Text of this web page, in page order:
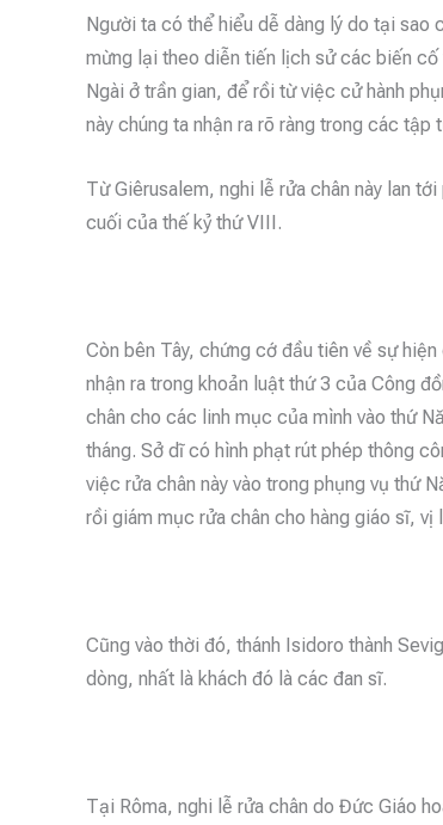
Người ta có thể hiểu dễ dàng lý do tại sao
mừng lại theo diễn tiến lịch sử các biến
Ngài ở trần gian, để rồi từ việc cử hành
này chúng ta nhận ra rõ ràng trong các
Từ Giêrusalem, nghi lễ rửa chân này lan
cuối của thế kỷ thứ VIII.
Còn bên Tây, chứng cớ đầu tiên về sự
nhận ra trong khoản luật thứ 3 của Công
chân cho các linh mục của mình vào thứ
tháng. Sở dĩ có hình phạt rút phép thông
việc rửa chân này vào trong phụng vụ thứ
rồi giám mục rửa chân cho hàng giáo sĩ,
Cũng vào thời đó, thánh Isidoro thành
dòng, nhất là khách đó là các đan sĩ.
Tại Rôma, nghi lễ rửa chân do Đức Giáo